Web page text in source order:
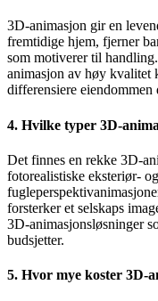
3D-animasjon gir en
fremtidige hjem, fjerner
som motiverer til
animasjon av høy kvalitet
differensiere eiendommen
4. Hvilke typer 3D-
Det finnes en rekke 3D-
fotorealistiske eksteriør-
forsterker et selskaps
3D-animasjonsløsninger
budsjetter.
5. Hvor mye koster 3D-